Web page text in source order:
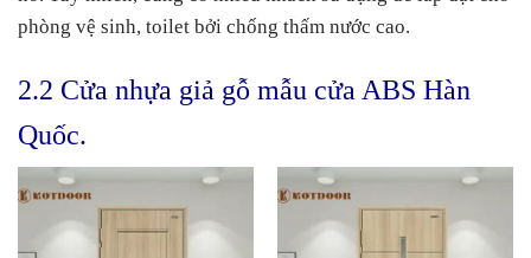
phòng vệ sinh, toilet bởi chống thấm nước cao.
2.2 Cửa nhựa giả gỗ mẫu cửa ABS Hàn
Quốc.